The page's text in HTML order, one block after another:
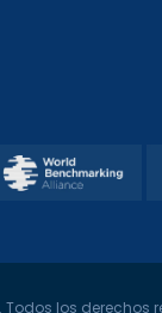
los derechos